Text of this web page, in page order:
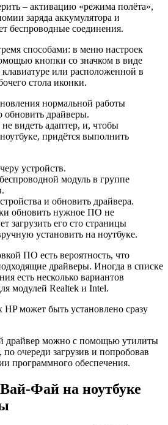
– активацию «режима полёта»,
заряда аккумулятора и
беспроводные соединения.
способами: в меню настроек
кнопки со значком в виде
или расположенной в
стола иконки.
нормальной работы
обновить драйверы.
видеть адаптер, и, чтобы
придётся выполнить
устройств.
модуль в группе
и обновить драйвера.
обновить нужное ПО не
загрузить его сто страницы
установить на ноутбуке.
ПО есть вероятность, что
драйверы. Иногда в списке
есть несколько вариантов
модулей Realtek и Intel.
может быть установлено сразу
драйвер можно с помощью утилиты
очереди загрузив и попробовав
программного обеспечения.
Фай на ноутбуке